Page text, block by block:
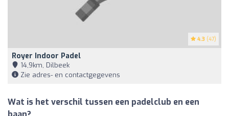
4.3 (47)
Royer Indoor Padel
14,9km, Dilbeek
Zie adres- en contactgegevens
Wat is het verschil tussen een padelclub en een